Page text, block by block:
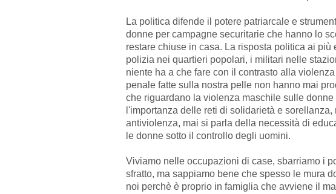
La politica difende il potere patriarcale e
donne per campagne securitarie che hanno lo
restare chiuse in casa. La risposta politica ai
polizia nei quartieri popolari, i militari nelle
niente ha a che fare con il contrasto alla
penale fatte sulla nostra pelle non hanno mai
che riguardano la violenza maschile sulle
l'importanza delle reti di solidarietà e
antiviolenza, mai si parla della necessità di
le donne sotto il controllo degli uomini.
Viviamo nelle occupazioni di case, sbarriamo i
sfratto, ma sappiamo bene che spesso le mura
noi perchè è proprio in famiglia che avviene il